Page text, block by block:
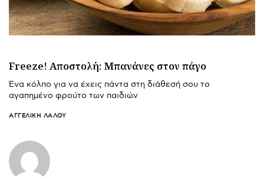
Freeze! Αποστολή: Μπανάνες στον πάγο
Ένα κόλπο για να έχεις πάντα στη διάθεσή σου το
αγαπημένο φρούτο των παιδιών
ΑΓΓΕΛΙΚΉ ΛΆΛΟΥ